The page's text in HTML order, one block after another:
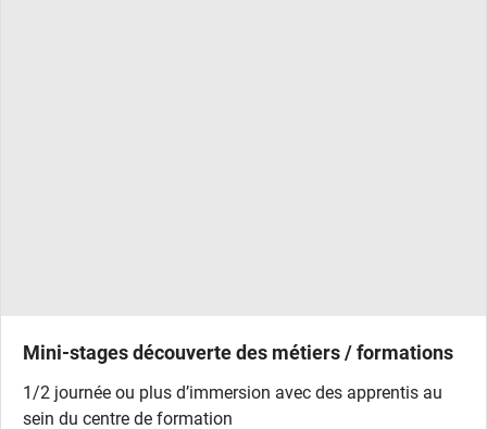
Mini-stages découverte des métiers / formations
1/2 journée ou plus d’immersion avec des apprentis au
sein du centre de formation